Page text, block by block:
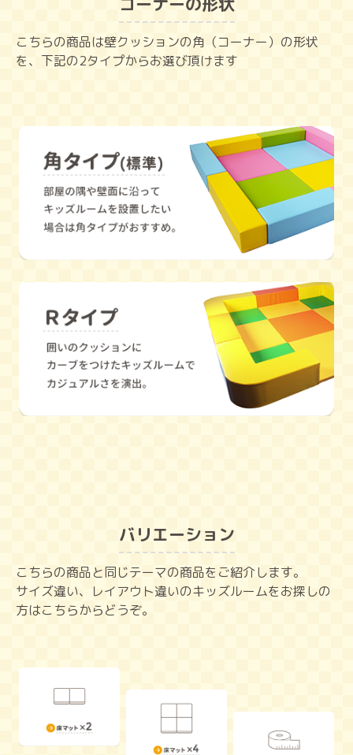
こちらの商品は壁クッションの角（コーナー）の形状
を、下記の2タイプからお選び頂けます
バリエーション
こちらの商品と同じテーマの商品をご紹介します。
サイズ違い、レイアウト違いのキッズルームをお探しの
方はこちらからどうぞ。